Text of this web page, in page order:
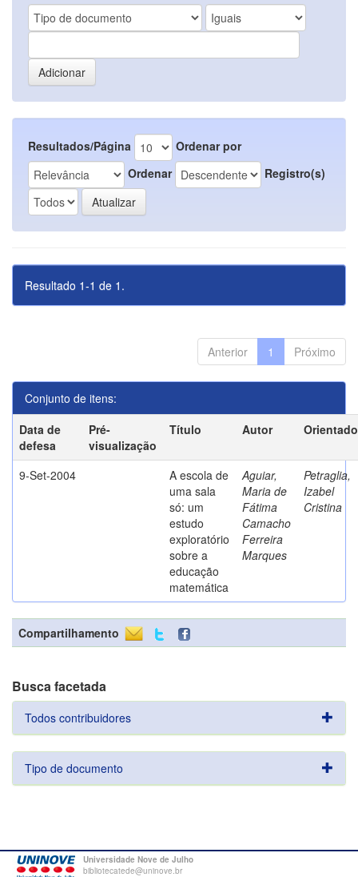
Resultados/Página
Ordenar por
Ordenar
Registro(s)
Resultado 1-1 de 1.
Anterior 1 Próximo
Conjunto de itens:
Data de
defesa
Pré-
visualização
Título Autor
9-Set-2004
A escola de
uma sala
só: um
estudo
exploratório
sobre a
educação
matemática
Aguiar,
Maria de
Fátima
Camacho
Ferreira
Marques
Petraglia,
Izabel
Cristina
Compartilhamento
Busca facetada
Todos contribuidores
Tipo de documento
Universidade Nove de Julho
bibliotecatede@uninove.br